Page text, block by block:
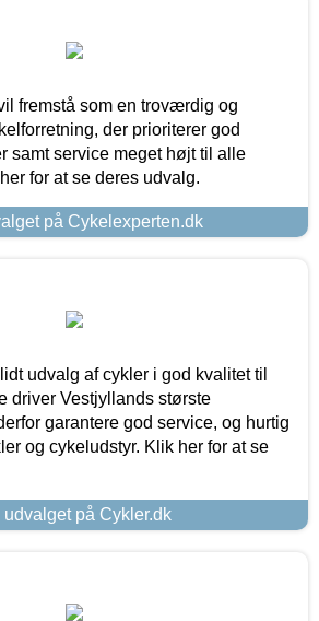
fremstå som en troværdig og
der prioriterer god
samt service meget højt til alle
for at se deres udvalg.
på Cykelexperten.dk
udvalg af cykler i god kvalitet til
driver Vestjyllands største
garantere god service, og hurtig
og cykeludstyr. Klik her for at se
udvalget på Cykler.dk